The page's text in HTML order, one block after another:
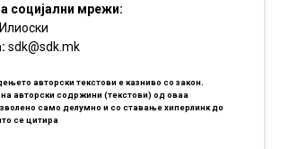
социјални мрежи:
sdk@sdk.mk
авторски текстови е казниво со закон.
авторски содржини (текстови) од оваа
само делумно и со ставање хиперлинк до
се цитира